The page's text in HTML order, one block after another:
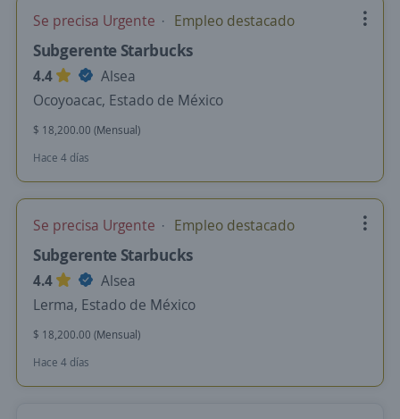
Se precisa Urgente Empleo destacado
Subgerente Starbucks
4.4
Alsea
Ocoyoacac, Estado de México
$ 18,200.00 (Mensual)
Hace 4 días
Se precisa Urgente Empleo destacado
Subgerente Starbucks
4.4
Alsea
Lerma, Estado de México
$ 18,200.00 (Mensual)
Hace 4 días